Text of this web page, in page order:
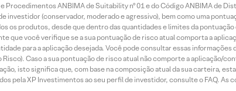
Procedimentos ANBIMA de Suitability nº 01 e do Código ANBIMA de
investidor (conservador, moderado e agressivo), bem como uma
os produtos, desde que dentro das quantidades e limites da
que você verifique se a sua pontuação de risco atual comporta a
para a aplicação desejada. Você pode consultar essas
Caso a sua pontuação de risco atual não comporte a aplicação/
isto significa que, com base na composição atual da sua carteira,
pela XP Investimentos ao seu perfil de investidor, consulte o FAQ.